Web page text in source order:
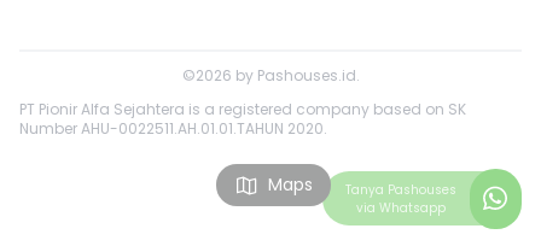
Maps
©2026 by Pashouses.id.
PT Pionir Alfa Sejahtera is a registered company based on SK
Number AHU-0022511.AH.01.01.TAHUN 2020.
Tanya Pashouses
via Whatsapp